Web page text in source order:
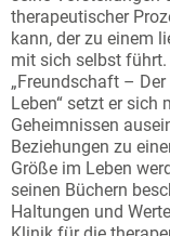
therapeutischer
kann, der zu einem
mit sich selbst führt.
„Freundschaft –
Leben“ setzt er sich
Geheimnissen
Beziehungen zu
Größe im Leben
seinen Büchern
Haltungen und